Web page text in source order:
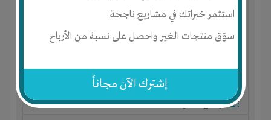
استثمر خبراتك في مشاريع ناجحة
سوّق منتجات الغير واحصل على نسبة من الأرباح
إشترك الآن مجاناً
الجنس : ذكر